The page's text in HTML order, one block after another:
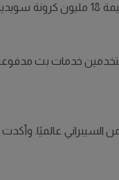
خلال العملية، صادرت الشرطة أكثر من 2,500
خدمات بث مدفوعة
السيبراني